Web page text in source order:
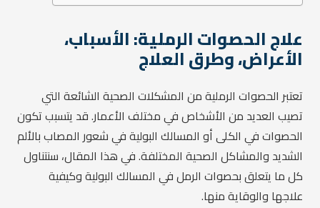
علاج الحصوات الرملية: الأسباب،
الأعراض، وطرق العلاج
تعتبر الحصوات الرملية من المشكلات الصحية الشائعة التي
تصيب العديد من الأشخاص في مختلف الأعمار. قد يتسبب تكون
الحصوات في الكلى أو المسالك البولية في شعور المصاب بالألم
الشديد والمشاكل الصحية المختلفة. في هذا المقال، سنتناول
كل ما يتعلق بحصوات الرمل في المسالك البولية وكيفية
علاجها والوقاية منها.